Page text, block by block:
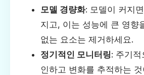
모델 경량화: 모델이 커지
지고, 이는 성능에 큰 영향
없는 요소는 제거하세요.
정기적인 모니터링: 주기
인하고 변화를 추적하는